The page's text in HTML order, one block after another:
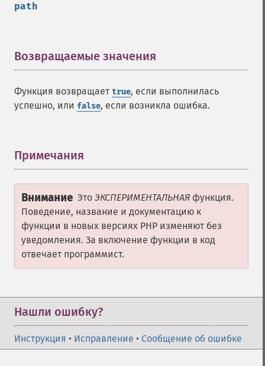
path
Возвращаемые значения
Функция возвращает true, если выполнилась
успешно, или false, если возникла ошибка.
Примечания
Внимание Это ЭКСПЕРИМЕНТАЛЬНАЯ функция.
Поведение, название и документацию к
функции в новых версиях PHP изменяют без
уведомления. За включение функции в код
отвечает программист.
Нашли ошибку?
Инструкция • Исправление • Сообщение об ошибке